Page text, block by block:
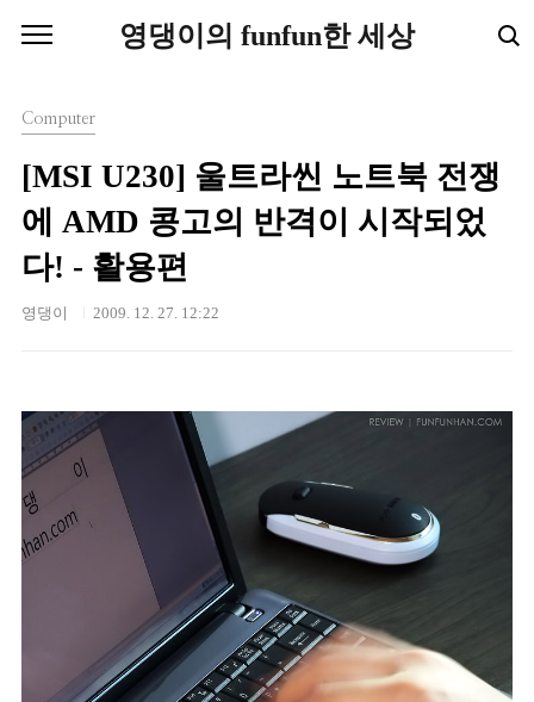
영댕이의 funfun한 세상
Computer
[MSI U230] 울트라씬 노트북 전쟁
에 AMD 콩고의 반격이 시작되었
다! - 활용편
영댕이 2009. 12. 27. 12:22